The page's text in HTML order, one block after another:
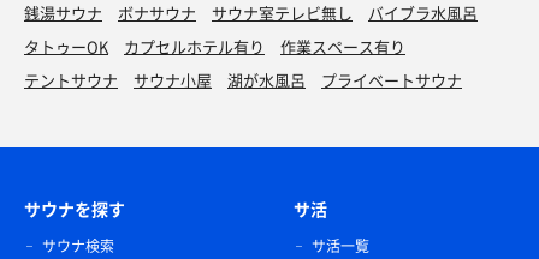
銭湯サウナ
ボナサウナ サウナ室テレビ無し
バイブラ水風呂
タトゥーOK
カプセルホテル有り
作業スペース有り
テントサウナ
サウナ小屋 湖が水風呂 プライベートサウナ
サウナを探す
サウナ検索
サ活
サ活一覧